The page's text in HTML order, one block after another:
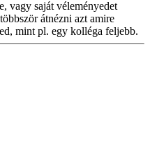
vagy saját véleményedet
átnézni azt amire
mint pl. egy kolléga feljebb.